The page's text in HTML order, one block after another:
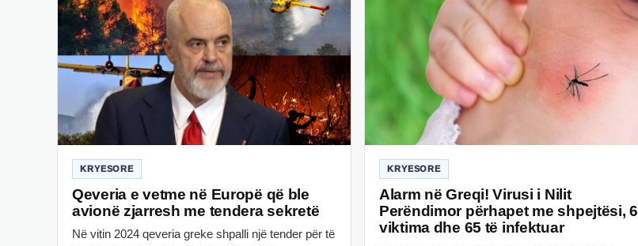
KRYESORE
Qeveria e vetme në Europë që ble
avionë zjarresh me tendera sekretë
Në vitin 2024 qeveria greke shpalli një tender për të
KRYESORE
Alarm në Greqi! Virusi i Nilit
Perëndimor përhapet me shpejtësi, 6
viktima dhe 65 të infektuar